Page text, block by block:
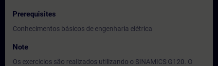
Prerequisites
Conhecimentos básicos de engenharia elétrica
Note
Os exercícios são realizados utilizando o SINAMICS G120. O